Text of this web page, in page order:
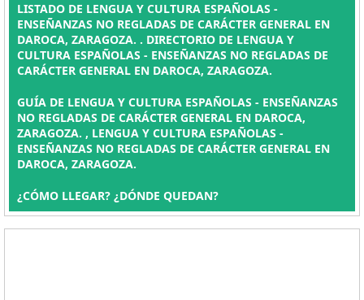
LISTADO DE LENGUA Y CULTURA ESPAÑOLAS -
ENSEÑANZAS NO REGLADAS DE CARÁCTER GENERAL EN
DAROCA, ZARAGOZA. . DIRECTORIO DE LENGUA Y
CULTURA ESPAÑOLAS - ENSEÑANZAS NO REGLADAS DE
CARÁCTER GENERAL EN DAROCA, ZARAGOZA.
GUÍA DE LENGUA Y CULTURA ESPAÑOLAS - ENSEÑANZAS
NO REGLADAS DE CARÁCTER GENERAL EN DAROCA,
ZARAGOZA. , LENGUA Y CULTURA ESPAÑOLAS -
ENSEÑANZAS NO REGLADAS DE CARÁCTER GENERAL EN
DAROCA, ZARAGOZA.
¿CÓMO LLEGAR? ¿DÓNDE QUEDAN?